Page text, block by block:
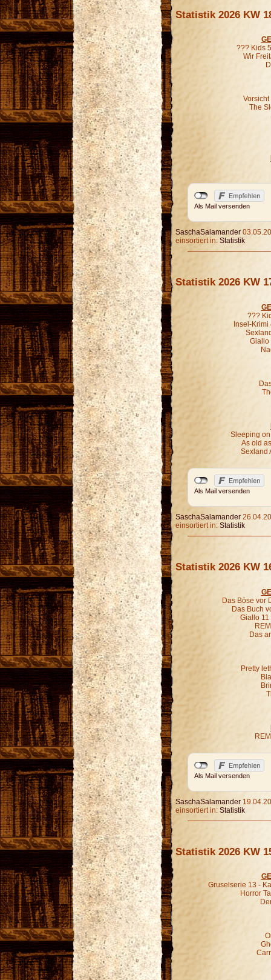
Statistik 2026 KW
??? Kids
Wir
The
Als Mail versenden
SaschaSalamander
einsortiert in: Statistik
Statistik 2026 KW
???
Insel-
Giallo
Sleeping
As old
Sexland
Als Mail versenden
SaschaSalamander
einsortiert in: Statistik
Statistik 2026 KW
Das Böse vor
Das Buch
Giallo 11
Das
Pretty
Als Mail versenden
SaschaSalamander
einsortiert in: Statistik
Statistik 2026 KW
Gruselserie 13 -
Horror